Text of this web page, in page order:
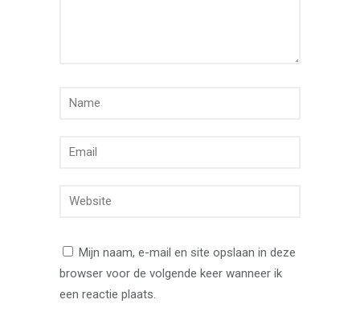
Mijn naam, e-mail en site opslaan in deze
browser voor de volgende keer wanneer ik
een reactie plaats.